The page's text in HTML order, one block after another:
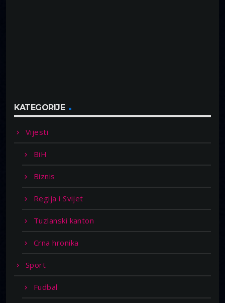
KATEGORIJE
Vijesti
BiH
Biznis
Regija i Svijet
Tuzlanski kanton
Crna hronika
Sport
Fudbal